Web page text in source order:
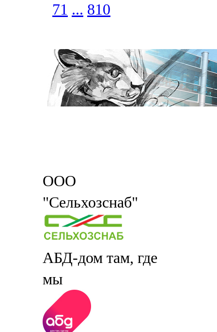
71 ... 810
ООО
"Сельхозснаб"
АБД-дом там, где
мы